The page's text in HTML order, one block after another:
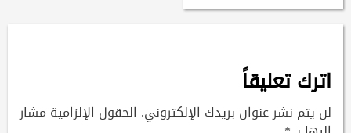
اترك تعليقاً
لن يتم نشر عنوان بريدك الإلكتروني. الحقول الإلزامية مشار